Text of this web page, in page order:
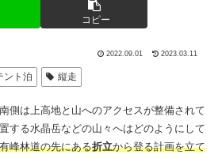
コピー
2022.09.01 2023.03.11
ント泊 縦走
側は上高地と山へのアクセスが整備されて
する水晶岳などの山々へはどのようにして
有峰林道の先にある折立から登る計画を立て